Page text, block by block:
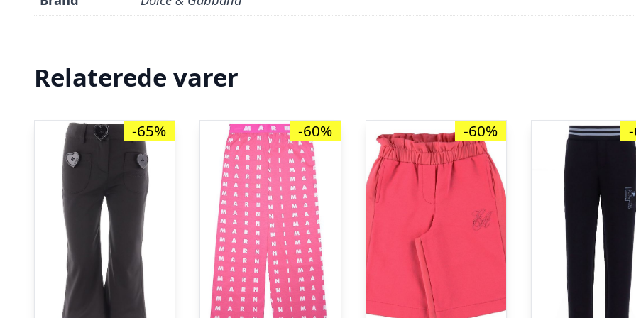
Relaterede varer
-65% -60% -60%